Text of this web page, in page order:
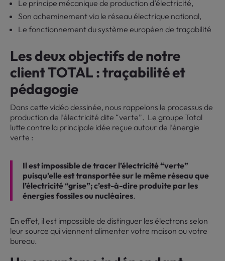
Le principe mécanique de production d’électricité,
Son acheminement via le réseau électrique national,
Le fonctionnement du système européen de traçabilité
Les deux objectifs de notre
client TOTAL : traçabilité et
pédagogie
Dans cette vidéo dessinée, nous rappelons le processus de
production de l’électricité dite “verte”. Le groupe Total
lutte contre la principale idée reçue autour de l’énergie
verte :
Il est impossible de tracer l’électricité “verte”
puisqu’elle est transportée sur le même réseau que
l’électricité “grise”; c’est-à-dire produite par les
énergies fossiles ou nucléaires.
En effet, il est impossible de distinguer les électrons selon
leur source qui viennent alimenter votre maison ou votre
bureau.